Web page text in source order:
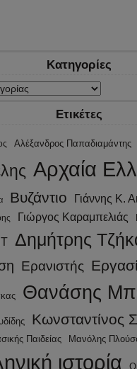
Κατηγορίες
Ετικέτες
Αλέξανδρος Παπαδιαμάντης
Αρχαία
Βυζάντιο Γιάννης Κ.
Γιώργος Καραμπελιάς
Δημήτρης
Ερανιστής
Θανάσης
Κωνσταντίνος
Παιδείας Μανόλης
ιστορία